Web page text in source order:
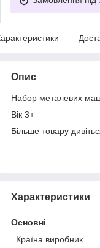
Опис
Набор металевих
Вік 3+
Більше товару
Характеристики
Основні
Країна виробник